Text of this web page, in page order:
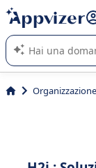
righe con
shift +
L'IA di Appvizer vi
software SaaS per